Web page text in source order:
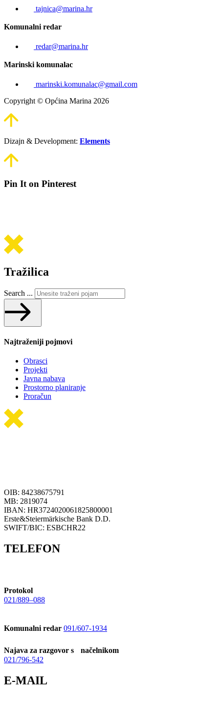
tajnica@marina.hr
Komunalni redar
redar@marina.hr
Marinski komunalac
marinski.komunalac@gmail.com
Copyright © Općina Marina 2026
Dizajn & Development: Elements
Pin It on Pinterest
Tražilica
Search ...
Najtraženiji pojmovi
Obrasci
Projekti
Javna nabava
Prostorno planiranje
Proračun
OIB: 84238675791
MB: 2819074
IBAN: HR3724020061825800001
Erste&Steiermärkische Bank D.D.
SWIFT/BIC: ESBCHR22
TELEFON
Protokol
021/889–088
Komunalni redar 091/607-1934
Najava za razgovor s načelnikom
021/796-542
E-MAIL